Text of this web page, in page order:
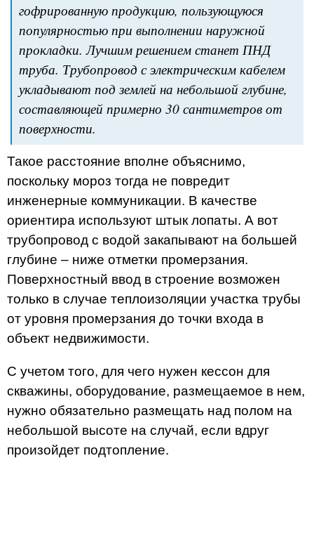
гофрированную продукцию, пользующуюся
популярностью при выполнении наружной
прокладки. Лучшим решением станет ПНД
труба. Трубопровод с электрическим кабелем
укладывают под землей на небольшой глубине,
составляющей примерно 30 сантиметров от
поверхности.
Такое расстояние вполне объяснимо,
поскольку мороз тогда не повредит
инженерные коммуникации. В качестве
ориентира используют штык лопаты. А вот
трубопровод с водой закапывают на большей
глубине – ниже отметки промерзания.
Поверхностный ввод в строение возможен
только в случае теплоизоляции участка трубы
от уровня промерзания до точки входа в
объект недвижимости.
С учетом того, для чего нужен кессон для
скважины, оборудование, размещаемое в нем,
нужно обязательно размещать над полом на
небольшой высоте на случай, если вдруг
произойдет подтопление.